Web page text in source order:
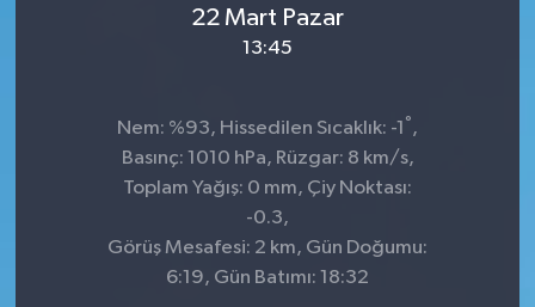
22 Mart Pazar
13:45
Nem: %93, Hissedilen Sıcaklık: -1 ° ,
Basınç: 1010 hPa, Rüzgar: 8 km/s,
Toplam Yağış: 0 mm, Çiy Noktası:
-0.3,
Görüş Mesafesi: 2 km, Gün Doğumu:
6:19, Gün Batımı: 18:32